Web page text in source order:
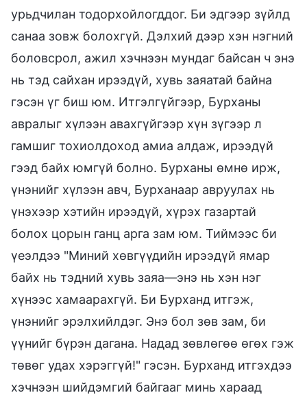
урьдчилан тодорхойлогддог. Би эдгээр зүйлд
санаа зовж болохгүй. Дэлхий дээр хэн нэгний
боловсрол, ажил хэчнээн мундаг байсан ч энэ
нь тэд сайхан ирээдүй, хувь заяатай байна
гэсэн үг биш юм. Итгэлгүйгээр, Бурханы
авралыг хүлээн авахгүйгээр хүн зүгээр л
гамшиг тохиолдоход амиа алдаж, ирээдүй
гээд байх юмгүй болно. Бурханы өмнө ирж,
үнэнийг хүлээн авч, Бурханаар авруулах нь
үнэхээр хэтийн ирээдүй, хүрэх газартай
болох цорын ганц арга зам юм. Тиймээс би
үеэлдээ "Миний хөвгүүдийн ирээдүй ямар
байх нь тэдний хувь заяа—энэ нь хэн нэг
хүнээс хамаарахгүй. Би Бурханд итгэж,
үнэнийг эрэлхийлдэг. Энэ бол зөв зам, би
үүнийг бүрэн дагана. Надад зөвлөгөө өгөх гэж
төвөг удах хэрэггүй!" гэсэн. Бурханд итгэхдээ
хэчнээн шийдэмгий байгааг минь хараад